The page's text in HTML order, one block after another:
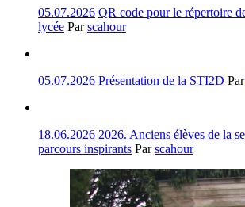
05.07.2026 QR code pour le répertoire
lycée Parscahour
05.07.2026 Présentation de la STI2D Par
18.06.2026 2026. Anciens élèves de la
parcours inspirants Parscahour